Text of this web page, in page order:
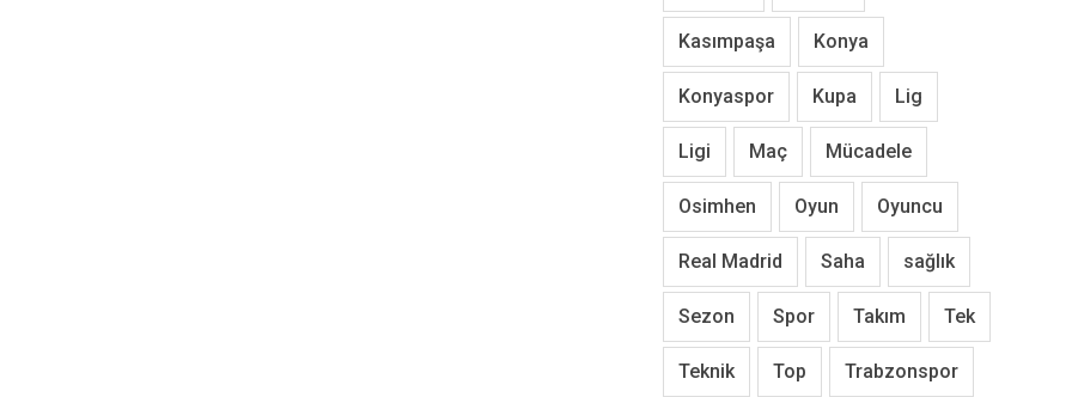
Kasımpaşa Konya
Konyaspor Kupa Lig
Ligi Maç Mücadele
Osimhen Oyun Oyuncu
Real Madrid Saha sağlık
Sezon Spor Takım Tek
Teknik Top Trabzonspor